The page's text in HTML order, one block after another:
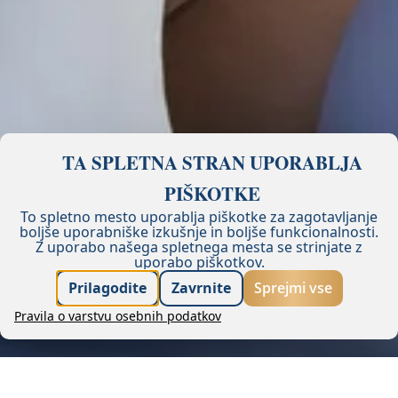
Garancija najboljše cene
Rezerviraj
TA SPLETNA STRAN UPORABLJA
PIŠKOTKE
To spletno mesto uporablja piškotke za zagotavljanje
boljše uporabniške izkušnje in boljše funkcionalnosti.
Z uporabo našega spletnega mesta se strinjate z
uporabo piškotkov.
Prilagodite
Zavrnite Sprejmi vse
Pravila o varstvu osebnih podatkov